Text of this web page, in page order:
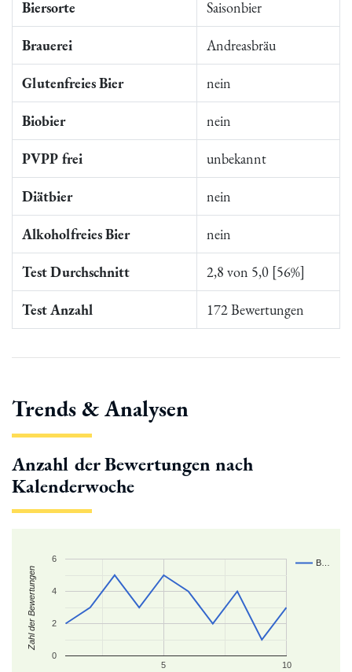
Biersorte Saisonbier
Brauerei Andreasbräu
Glutenfreies Bier nein
Biobier nein
PVPP frei unbekannt
Diätbier nein
Alkoholfreies Bier nein
Test Durchschnitt 2,8 von 5,0 [56%]
Test Anzahl 172 Bewertungen
Trends & Analysen
Anzahl der Bewertungen nach
Kalenderwoche
B…
5 10
0
2
4
6
Zahl der Bewertungen